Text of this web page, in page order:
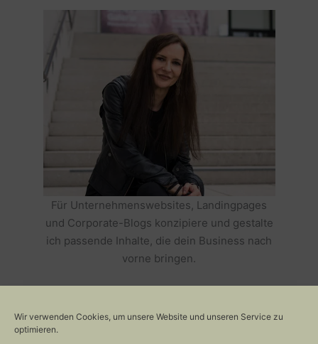
Wir verwenden Cookies, um unsere Website und unseren Service zu
optimieren.
Für Unternehmenswebsites, Landingpages
und Corporate-Blogs konzipiere und gestalte
ich passende Inhalte, die dein Business nach
vorne bringen.
ERFOLGREICH MACHEN >>